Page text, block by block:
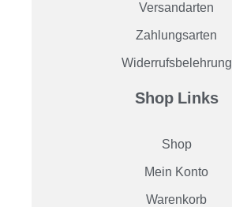
Versandarten
Zahlungsarten
Widerrufsbelehrung
Shop Links
Shop
Mein Konto
Warenkorb